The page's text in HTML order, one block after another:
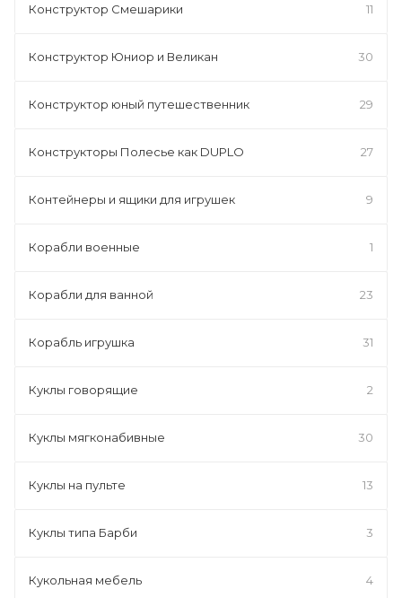
Конструктор Смешарики 11
Конструктор Юниор и Великан 30
Конструктор юный путешественник 29
Конструкторы Полесье как DUPLO 27
Контейнеры и ящики для игрушек 9
Корабли военные 1
Корабли для ванной 23
Корабль игрушка 31
Куклы говорящие 2
Куклы мягконабивные 30
Куклы на пульте 13
Куклы типа Барби 3
Кукольная мебель 4